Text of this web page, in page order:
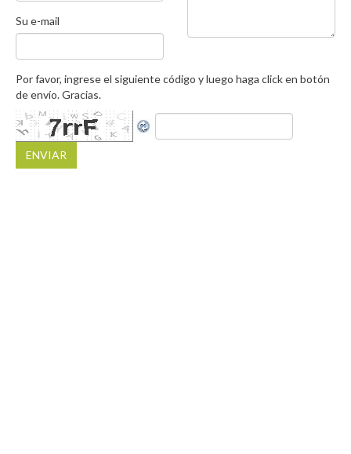
Su e-mail
Por favor, ingrese el siguiente código y luego haga click en botón
de envío. Gracias.